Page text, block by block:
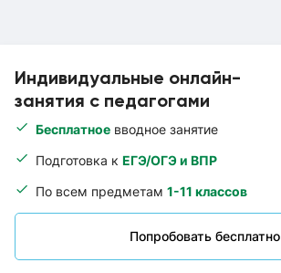
Индивидуальные онлайн-
занятия с педагогами
Бесплатное вводное занятие
Подготовка к ЕГЭ/ОГЭ и ВПР
По всем предметам 1-11 классов
Попробовать бесплатно